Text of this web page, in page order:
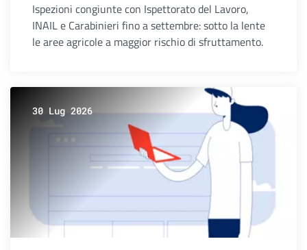
Ispezioni congiunte con Ispettorato del Lavoro,
INAIL e Carabinieri fino a settembre: sotto la lente
le aree agricole a maggior rischio di sfruttamento.
30 Lug 2026